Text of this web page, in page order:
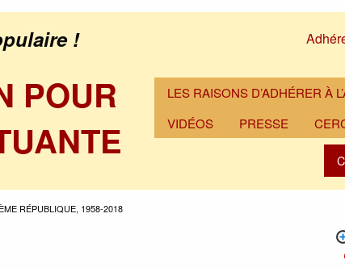
!
POUR
LES RAISONS D’ADHÉRER À
VIDÉOS
PRESSE
RÉPUBLIQUE, 1958-2018